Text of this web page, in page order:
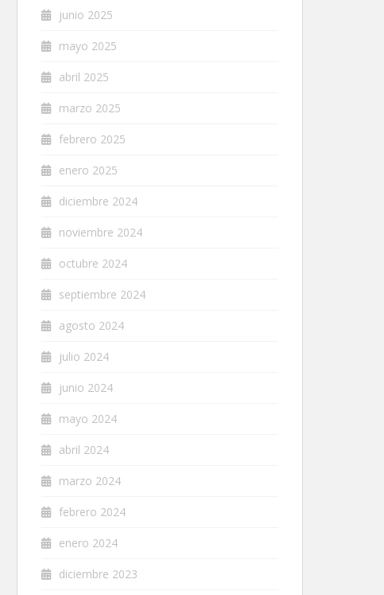
junio 2025
mayo 2025
abril 2025
marzo 2025
febrero 2025
enero 2025
diciembre 2024
noviembre 2024
octubre 2024
septiembre 2024
agosto 2024
julio 2024
junio 2024
mayo 2024
abril 2024
marzo 2024
febrero 2024
enero 2024
diciembre 2023